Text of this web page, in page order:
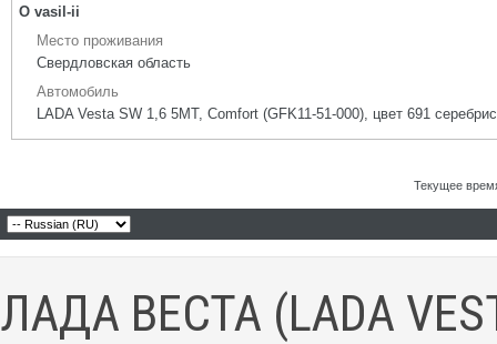
О vasil-ii
Место проживания
Свердловская область
Автомобиль
LADA Vesta SW 1,6 5МТ, Comfort (GFK11-51-000), цвет 691
Текущее
ЛАДА ВЕСТА (LADA